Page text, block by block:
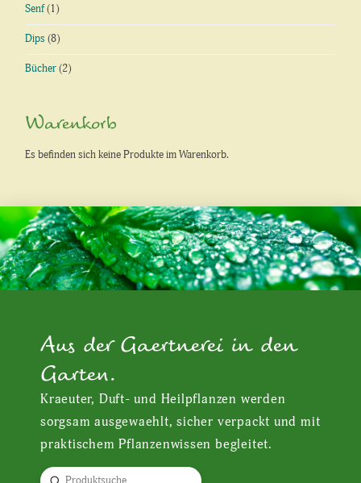
Senf(1)
Dips (8)
Bücher (2)
Warenkorb
Es befinden sich keine Produkte im Warenkorb.
Aus der Gaertnerei in den
Garten.
Kraeuter, Duft- und Heilpflanzen werden
sorgsam ausgewaehlt, sicher verpackt und mit
praktischem Pflanzenwissen begleitet.
Submit